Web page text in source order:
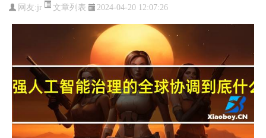
网友:jr 文章列表 2024-04-20 12:07:26